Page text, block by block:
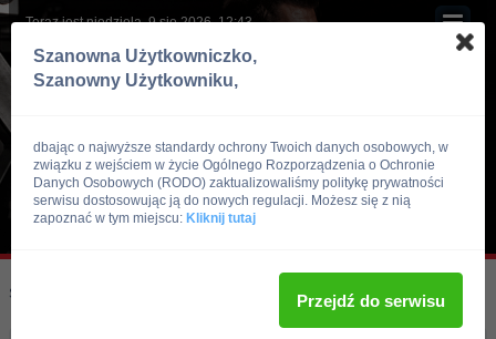
Teraz jest niedziela, 9 sie 2026, 12:43
Skocz do:
Szanowna Użytkowniczko,
Szanowny Użytkowniku,
dbając o najwyższe standardy ochrony Twoich danych osobowych, w
związku z wejściem w życie Ogólnego Rozporządzenia o Ochronie
Danych Osobowych (RODO) zaktualizowaliśmy politykę prywatności
serwisu dostosowując ją do nowych regulacji. Możesz się z nią
zapoznać w tym miejscu: Kliknij tutaj
Przejdź do serwisu